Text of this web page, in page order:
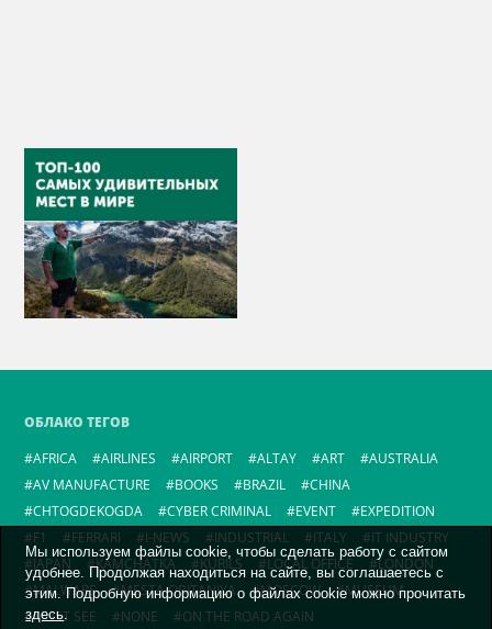
ОБЛАКО ТЕГОВ
AFRICA
AIRLINES AIRPORT ALTAY ART
AUSTRALIA
AV MANUFACTURE
BOOKS BRAZIL
CHINA
CHTOGDEKOGDA
CYBER CRIMINAL EVENT
EXPEDITION
F1
FERRARI I-NEWS INDUSTRIAL ITALY
IT INDUSTRY
JAPAN
KAMCHATKA KURILS LOCAL OFFICE
LONDON
MALWARE
MESTA OBITANIYA MOSCOW
MUSEUM
MUST SEE
NONE
ON THE ROAD AGAIN
Мы используем файлы cookie, чтобы сделать работу с сайтом
удобнее. Продолжая находиться на сайте, вы соглашаетесь с
этим. Подробную информацию о файлах cookie можно прочитать
здесь.